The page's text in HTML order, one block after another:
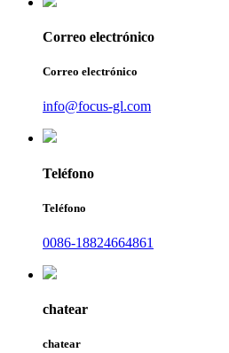
Correo electrónico
Correo electrónico
info@focus-gl.com
Teléfono
Teléfono
0086-18824664861
chatear
chatear